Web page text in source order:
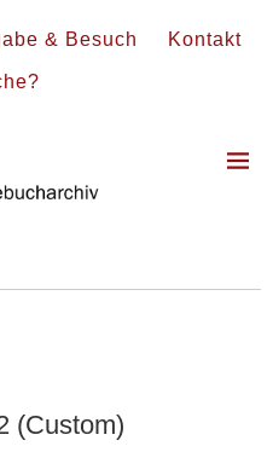
& Besuch Kontakt
(Custom)